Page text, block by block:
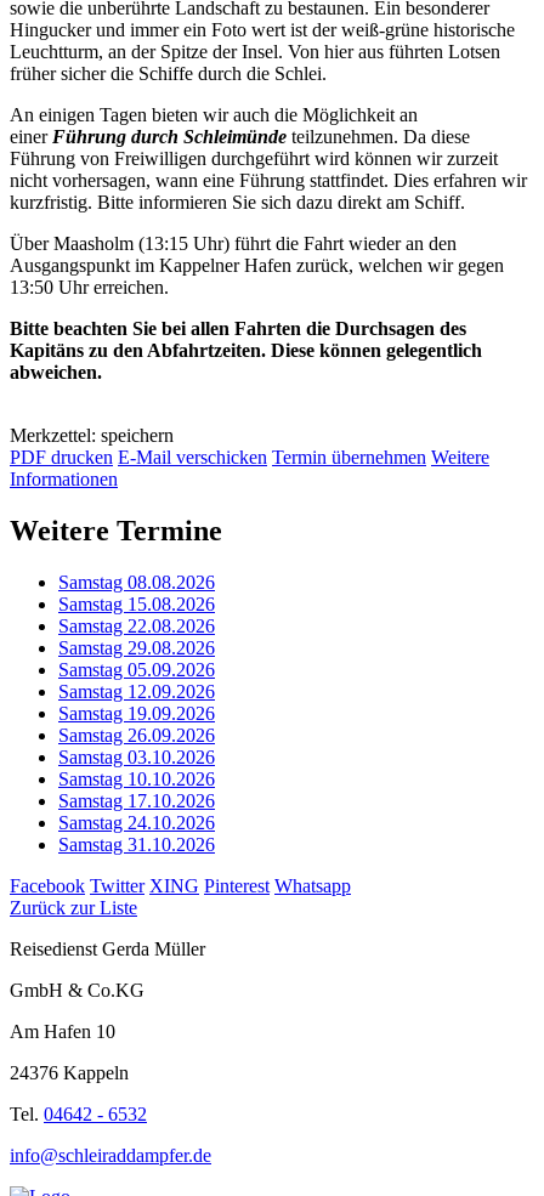
sowie die unberührte Landschaft zu bestaunen. Ein besonderer
Hingucker und immer ein Foto wert ist der weiß-grüne historische
Leuchtturm, an der Spitze der Insel. Von hier aus führten Lotsen
früher sicher die Schiffe durch die Schlei.
An einigen Tagen bieten wir auch die Möglichkeit an
einer Führung durch Schleimünde teilzunehmen. Da diese
Führung von Freiwilligen durchgeführt wird können wir zurzeit
nicht vorhersagen, wann eine Führung stattfindet. Dies erfahren wir
kurzfristig. Bitte informieren Sie sich dazu direkt am Schiff.
Über Maasholm (13:15 Uhr) führt die Fahrt wieder an den
Ausgangspunkt im Kappelner Hafen zurück, welchen wir gegen
13:50 Uhr erreichen.
Bitte beachten Sie bei allen Fahrten die Durchsagen des
Kapitäns zu den Abfahrtzeiten. Diese können gelegentlich
abweichen.
Merkzettel: speichern
PDF drucken E-Mail verschicken Termin übernehmen Weitere
Informationen
Weitere Termine
Samstag 08.08.2026
Samstag 15.08.2026
Samstag 22.08.2026
Samstag 29.08.2026
Samstag 05.09.2026
Samstag 12.09.2026
Samstag 19.09.2026
Samstag 26.09.2026
Samstag 03.10.2026
Samstag 10.10.2026
Samstag 17.10.2026
Samstag 24.10.2026
Samstag 31.10.2026
Facebook Twitter XING Pinterest Whatsapp
Zurück zur Liste
Reisedienst Gerda Müller
GmbH & Co.KG
Am Hafen 10
24376 Kappeln
Tel. 04642 - 6532
info@schleiraddampfer.de